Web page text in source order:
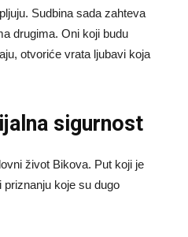
Sudbina sada zahteva
drugima. Oni koji budu
otvoriće vrata ljubavi koja
sigurnost
život Bikova. Put koji je
koje su dugo